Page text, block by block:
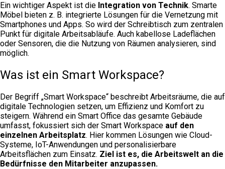
Ein wichtiger Aspekt ist die Integration von Technik. Smarte
Möbel bieten z. B. integrierte Lösungen für die Vernetzung mit
Smartphones und Apps. So wird der Schreibtisch zum zentralen
Punkt für digitale Arbeitsabläufe. Auch kabellose Ladeflächen
oder Sensoren, die die Nutzung von Räumen analysieren, sind
möglich.
Was ist ein Smart Workspace?
Der Begriff „Smart Workspace“ beschreibt Arbeitsräume, die auf
digitale Technologien setzen, um Effizienz und Komfort zu
steigern. Während ein Smart Office das gesamte Gebäude
umfasst, fokussiert sich der Smart Workspace auf den
einzelnen Arbeitsplatz. Hier kommen Lösungen wie Cloud-
Systeme, IoT-Anwendungen und personalisierbare
Arbeitsflächen zum Einsatz. Ziel ist es, die Arbeitswelt an die
Bedürfnisse den Mitarbeiter anzupassen.